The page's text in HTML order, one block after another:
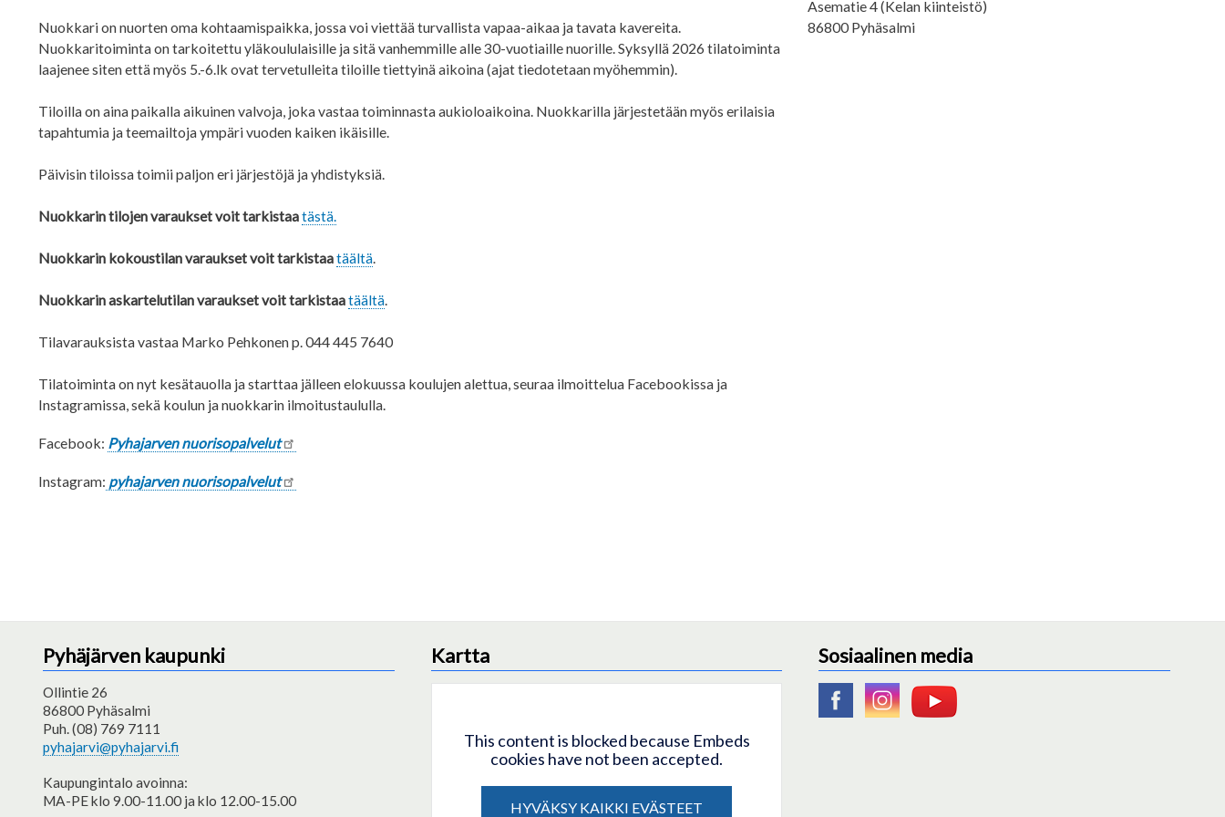
Nuokkari on nuorten oma kohtaamispaikka, jossa voi viettää turvallista vapaa-aikaa ja tavata kavereita.
Nuokkaritoiminta on tarkoitettu yläkoululaisille ja sitä vanhemmille alle 30-vuotiaille nuorille. Syksyllä 2026 tilatoiminta
laajenee siten että myös 5.-6.lk ovat tervetulleita tiloille tiettyinä aikoina (ajat tiedotetaan myöhemmin).
Tiloilla on aina paikalla aikuinen valvoja, joka vastaa toiminnasta aukioloaikoina. Nuokkarilla järjestetään myös erilaisia
tapahtumia ja teemailtoja ympäri vuoden kaiken ikäisille.
Päivisin tiloissa toimii paljon eri järjestöjä ja yhdistyksiä.
Nuokkarin tilojen varaukset voit tarkistaatästä.
Nuokkarin kokoustilan varaukset voit tarkistaatäältä.
Nuokkarin askartelutilan varaukset voit tarkistaatäältä.
Tilavarauksista vastaa Marko Pehkonen p. 044 445 7640
Tilatoiminta on nyt kesätauolla ja starttaa jälleen elokuussa koulujen alettua, seuraa ilmoittelua Facebookissa ja
Instagramissa, sekä koulun ja nuokkarin ilmoitustaululla.
Facebook: Pyhajarven nuorisopalvelut
Instagram: pyhajarven nuorisopalvelut
Asematie 4 (Kelan kiinteistö)
86800 Pyhäsalmi
Pyhäjärven kaupunki
Ollintie 26
86800 Pyhäsalmi
Puh. (08) 769 7111
pyhajarvi@pyhajarvi.fi
Kaupungintalo avoinna:
MA-PE klo 9.00-11.00 ja klo 12.00-15.00
Kartta
This content is blocked because Embeds
cookies have not been accepted.
HYVÄKSY KAIKKI EVÄSTEET
Sosiaalinen media